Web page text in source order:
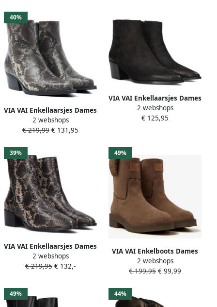
40%
VIA VAI Enkellaarsjes Dames
Do Cassidy Maat: 38
Materiaal: Leer Kleur: Bruin
2 webshops
€ 219,99 € 131,95
VIA VAI Enkellaarsjes Dames
Kate Malina Maat: 38
Materiaal: Leer Kleur: Zwart
2 webshops
€ 125,95
39%
VIA VAI Enkellaarsjes Dames
Rose Baker Maat: 38
Materiaal: Leer Kleur: Zwart
2 webshops
€ 219,95 € 132,-
49%
VIA VAI Enkelboots Dames
Bellamy Yasmin Maat: 41
Materiaal: Suède Kleur:
2 webshops
€ 199,95 € 99,99
49% 44%